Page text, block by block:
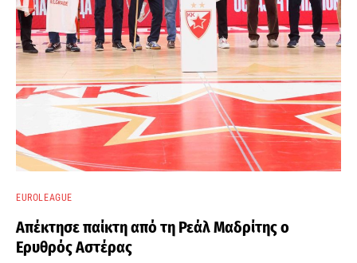
EUROLEAGUE
Απέκτησε παίκτη από τη Ρεάλ Μαδρίτης ο
Ερυθρός Αστέρας